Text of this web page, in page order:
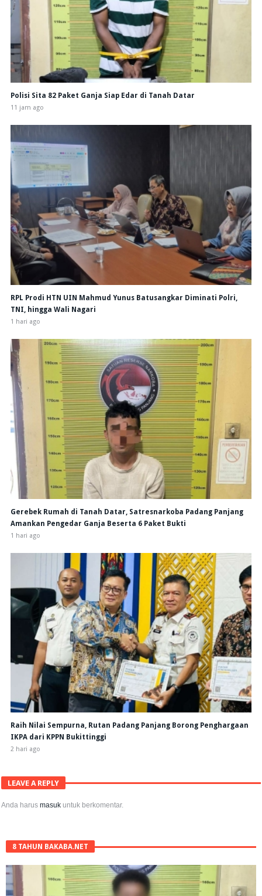
Polisi Sita 82 Paket Ganja Siap Edar di Tanah Datar
11 jam ago
RPL Prodi HTN UIN Mahmud Yunus Batusangkar Diminati Polri,
TNI, hingga Wali Nagari
1 hari ago
Gerebek Rumah di Tanah Datar, Satresnarkoba Padang Panjang
Amankan Pengedar Ganja Beserta 6 Paket Bukti
1 hari ago
Raih Nilai Sempurna, Rutan Padang Panjang Borong Penghargaan
IKPA dari KPPN Bukittinggi
2 hari ago
LEAVE A REPLY
Anda harusmasuk untuk berkomentar.
8 TAHUN BAKABA.NET